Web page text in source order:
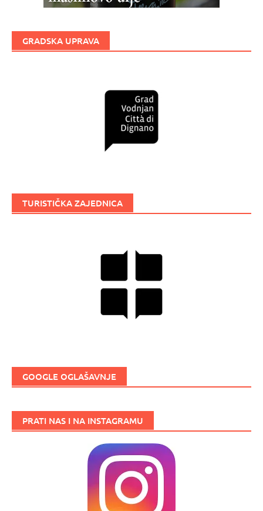
GRADSKA UPRAVA
TURISTIČKA ZAJEDNICA
GOOGLE OGLAŠAVNJE
PRATI NAS I NA INSTAGRAMU